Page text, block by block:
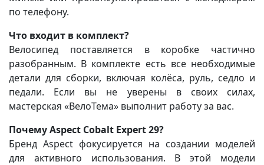
по телефону.
Что входит в комплект?
Велосипед поставляется в коробке частично
разобранным. В комплекте есть все необходимые
детали для сборки, включая колёса, руль, седло и
педали. Если вы не уверены в своих силах,
мастерская «ВелоТема» выполнит работу за вас.
Почему Aspect Cobalt Expert 29?
Бренд Aspect фокусируется на создании моделей
для активного использования. В этой модели